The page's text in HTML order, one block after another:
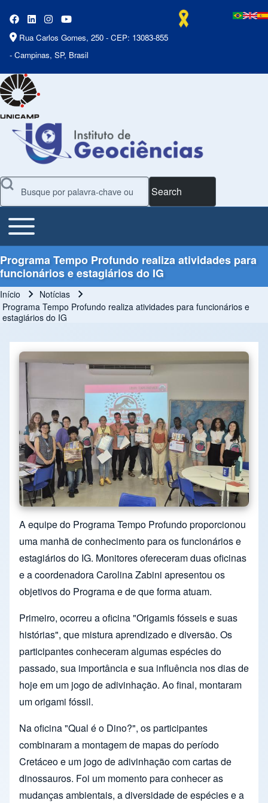
Rua Carlos Gomes, 250 - CEP: 13083-855
- Campinas, SP, Brasil
Search
Main Menu
Toggle main menu
Programa Tempo Profundo realiza atividades para
funcionários e estagiários do IG
Trilha de navegação
Início
Notícias
Programa Tempo Profundo realiza atividades para funcionários e
estagiários do IG
A equipe do Programa Tempo Profundo proporcionou
uma manhã de conhecimento para os funcionários e
estagiários do IG. Monitores ofereceram duas oficinas
e a coordenadora Carolina Zabini apresentou os
objetivos do Programa e de que forma atuam.
Primeiro, ocorreu a oficina "Origamis fósseis e suas
histórias", que mistura aprendizado e diversão. Os
participantes conheceram algumas espécies do
passado, sua importância e sua influência nos dias de
hoje em um jogo de adivinhação. Ao final, montaram
um origami fóssil.
Na oficina "Qual é o Dino?", os participantes
combinaram a montagem de mapas do período
Cretáceo e um jogo de adivinhação com cartas de
dinossauros. Foi um momento para conhecer as
mudanças ambientais, a diversidade de espécies e a